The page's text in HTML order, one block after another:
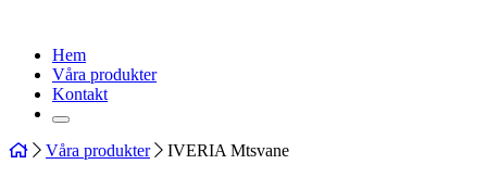
Hem
Våra produkter
Kontakt
Våra produkter
IVERIA Mtsvane